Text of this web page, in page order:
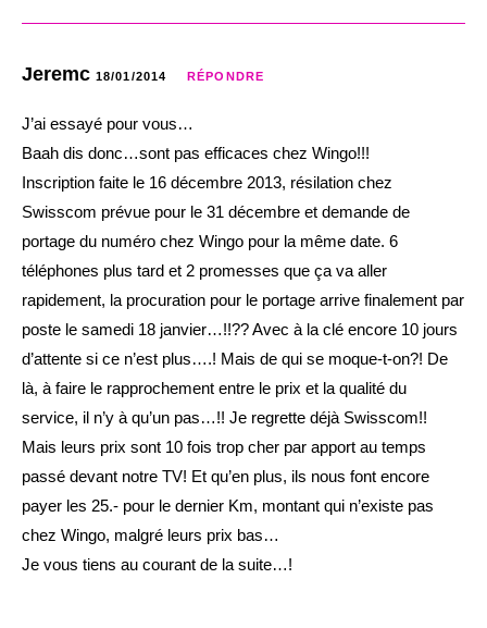
Jeremc 18/01/2014 RÉPONDRE
J’ai essayé pour vous…
Baah dis donc…sont pas efficaces chez Wingo!!!
Inscription faite le 16 décembre 2013, résilation chez
Swisscom prévue pour le 31 décembre et demande de
portage du numéro chez Wingo pour la même date. 6
téléphones plus tard et 2 promesses que ça va aller
rapidement, la procuration pour le portage arrive finalement par
poste le samedi 18 janvier…!!?? Avec à la clé encore 10 jours
d’attente si ce n’est plus….! Mais de qui se moque-t-on?! De
là, à faire le rapprochement entre le prix et la qualité du
service, il n’y à qu’un pas…!! Je regrette déjà Swisscom!!
Mais leurs prix sont 10 fois trop cher par apport au temps
passé devant notre TV! Et qu’en plus, ils nous font encore
payer les 25.- pour le dernier Km, montant qui n’existe pas
chez Wingo, malgré leurs prix bas…
Je vous tiens au courant de la suite…!